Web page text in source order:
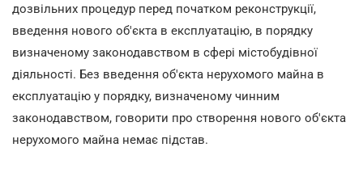
дозвільних процедур перед початком реконструкції,
введення нового об'єкта в експлуатацію, в порядку
визначеному законодавством в сфері містобудівної
діяльності. Без введення об'єкта нерухомого майна в
експлуатацію у порядку, визначеному чинним
законодавством, говорити про створення нового об'єкта
нерухомого майна немає підстав.